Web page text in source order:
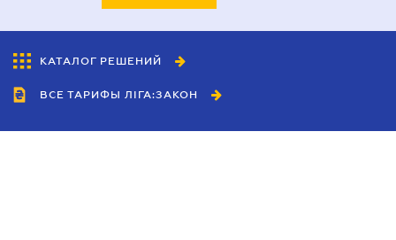
КАТАЛОГ РЕШЕНИЙ
ВСЕ ТАРИФЫ ЛІГА:ЗАКОН